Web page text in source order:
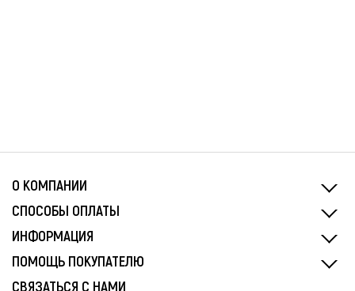
О КОМПАНИИ
СПОСОБЫ ОПЛАТЫ
ИНФОРМАЦИЯ
ПОМОЩЬ ПОКУПАТЕЛЮ
СВЯЗАТЬСЯ С НАМИ